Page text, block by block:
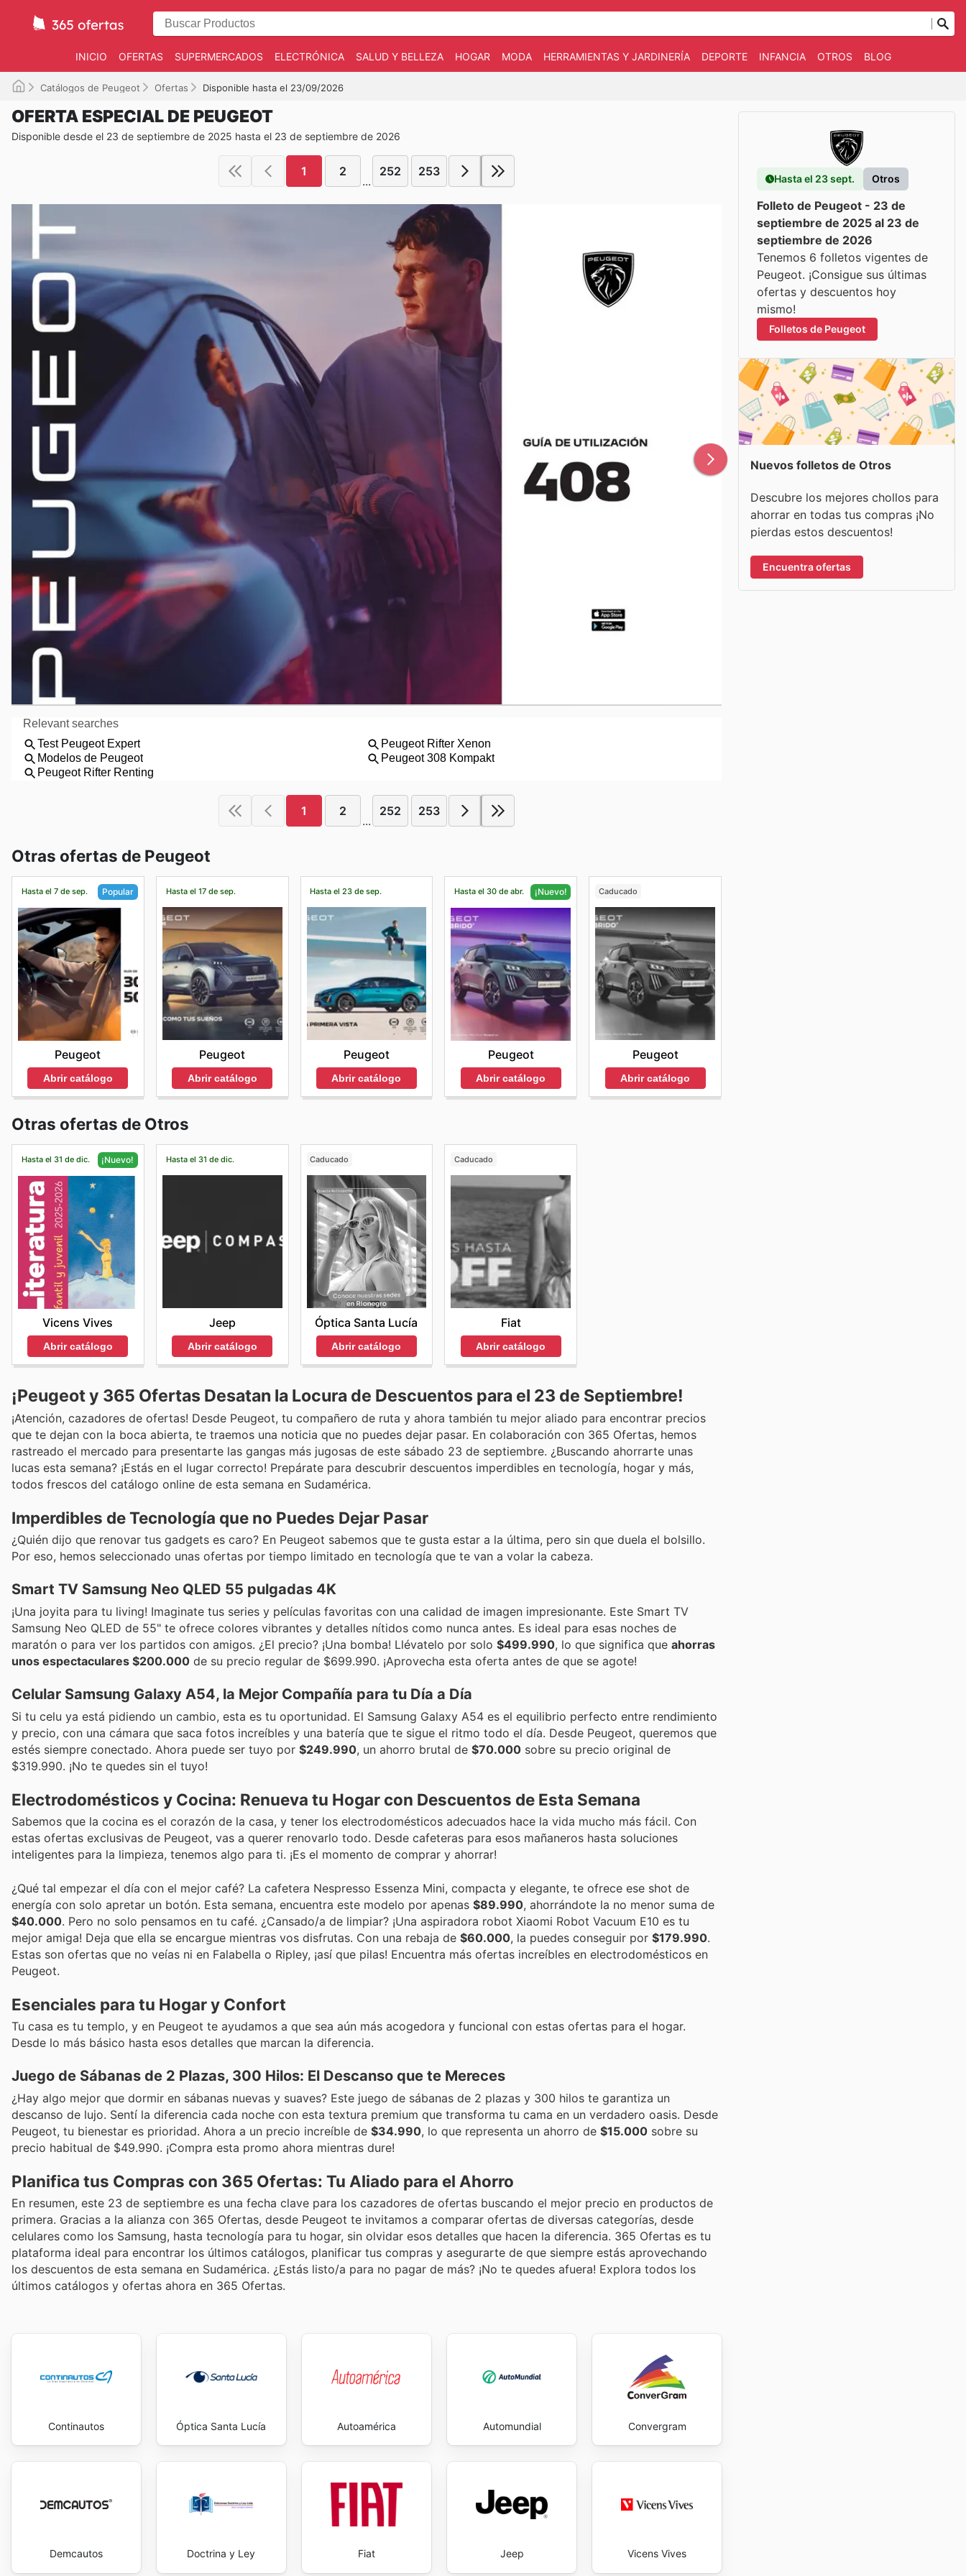
INICIO OFERTAS SUPERMERCADOS ELECTRÓNICA SALUD Y BELLEZA HOGAR MODA HERRAMIENTAS Y JARDINERÍA DEPORTE INFANCIA OTROS BLOG
Catálogos de Peugeot Ofertas Disponible hasta el 23/09/2026
OFERTA ESPECIAL DE PEUGEOT
Disponible desde el 23 de septiembre de 2025 hasta el 23 de septiembre de 2026
1 2
...
252 253
1 2
...
252 253
Otras ofertas de Peugeot
Hasta el 7 de sep. Popular
Peugeot
Abrir catálogo
Hasta el 17 de sep.
Peugeot
Abrir catálogo
Hasta el 23 de sep.
Peugeot
Abrir catálogo
Hasta el 30 de abr. ¡Nuevo!
Peugeot
Abrir catálogo
Caducado
Peugeot
Abrir catálogo
Otras ofertas de Otros
Hasta el 31 de dic. ¡Nuevo!
Vicens Vives
Abrir catálogo
Hasta el 31 de dic.
Jeep
Abrir catálogo
Caducado
Óptica Santa Lucía
Abrir catálogo
Caducado
Fiat
Abrir catálogo
¡Peugeot y 365 Ofertas Desatan la Locura de Descuentos para el 23 de Septiembre!
¡Atención, cazadores de ofertas! Desde Peugeot, tu compañero de ruta y ahora también tu mejor aliado para encontrar precios
que te dejan con la boca abierta, te traemos una noticia que no puedes dejar pasar. En colaboración con 365 Ofertas, hemos
rastreado el mercado para presentarte las gangas más jugosas de este sábado 23 de septiembre. ¿Buscando ahorrarte unas
lucas esta semana? ¡Estás en el lugar correcto! Prepárate para descubrir descuentos imperdibles en tecnología, hogar y más,
todos frescos del catálogo online de esta semana en Sudamérica.
Imperdibles de Tecnología que no Puedes Dejar Pasar
¿Quién dijo que renovar tus gadgets es caro? En Peugeot sabemos que te gusta estar a la última, pero sin que duela el bolsillo.
Por eso, hemos seleccionado unas ofertas por tiempo limitado en tecnología que te van a volar la cabeza.
Smart TV Samsung Neo QLED 55 pulgadas 4K
¡Una joyita para tu living! Imaginate tus series y películas favoritas con una calidad de imagen impresionante. Este Smart TV
Samsung Neo QLED de 55" te ofrece colores vibrantes y detalles nítidos como nunca antes. Es ideal para esas noches de
maratón o para ver los partidos con amigos. ¿El precio? ¡Una bomba! Llévatelo por solo $499.990, lo que significa que ahorras
unos espectaculares $200.000 de su precio regular de $699.990. ¡Aprovecha esta oferta antes de que se agote!
Celular Samsung Galaxy A54, la Mejor Compañía para tu Día a Día
Si tu celu ya está pidiendo un cambio, esta es tu oportunidad. El Samsung Galaxy A54 es el equilibrio perfecto entre rendimiento
y precio, con una cámara que saca fotos increíbles y una batería que te sigue el ritmo todo el día. Desde Peugeot, queremos que
estés siempre conectado. Ahora puede ser tuyo por $249.990, un ahorro brutal de $70.000 sobre su precio original de
$319.990. ¡No te quedes sin el tuyo!
Electrodomésticos y Cocina: Renueva tu Hogar con Descuentos de Esta Semana
Sabemos que la cocina es el corazón de la casa, y tener los electrodomésticos adecuados hace la vida mucho más fácil. Con
estas ofertas exclusivas de Peugeot, vas a querer renovarlo todo. Desde cafeteras para esos mañaneros hasta soluciones
inteligentes para la limpieza, tenemos algo para ti. ¡Es el momento de comprar y ahorrar!
¿Qué tal empezar el día con el mejor café? La cafetera Nespresso Essenza Mini, compacta y elegante, te ofrece ese shot de
energía con solo apretar un botón. Esta semana, encuentra este modelo por apenas $89.990, ahorrándote la no menor suma de
$40.000. Pero no solo pensamos en tu café. ¿Cansado/a de limpiar? ¡Una aspiradora robot Xiaomi Robot Vacuum E10 es tu
mejor amiga! Deja que ella se encargue mientras vos disfrutas. Con una rebaja de $60.000, la puedes conseguir por $179.990.
Estas son ofertas que no veías ni en Falabella o Ripley, ¡así que pilas! Encuentra más ofertas increíbles en electrodomésticos en
Peugeot.
Esenciales para tu Hogar y Confort
Tu casa es tu templo, y en Peugeot te ayudamos a que sea aún más acogedora y funcional con estas ofertas para el hogar.
Desde lo más básico hasta esos detalles que marcan la diferencia.
Juego de Sábanas de 2 Plazas, 300 Hilos: El Descanso que te Mereces
¿Hay algo mejor que dormir en sábanas nuevas y suaves? Este juego de sábanas de 2 plazas y 300 hilos te garantiza un
descanso de lujo. Sentí la diferencia cada noche con esta textura premium que transforma tu cama en un verdadero oasis. Desde
Peugeot, tu bienestar es prioridad. Ahora a un precio increíble de $34.990, lo que representa un ahorro de $15.000 sobre su
precio habitual de $49.990. ¡Compra esta promo ahora mientras dure!
Planifica tus Compras con 365 Ofertas: Tu Aliado para el Ahorro
En resumen, este 23 de septiembre es una fecha clave para los cazadores de ofertas buscando el mejor precio en productos de
primera. Gracias a la alianza con 365 Ofertas, desde Peugeot te invitamos a comparar ofertas de diversas categorías, desde
celulares como los Samsung, hasta tecnología para tu hogar, sin olvidar esos detalles que hacen la diferencia. 365 Ofertas es tu
plataforma ideal para encontrar los últimos catálogos, planificar tus compras y asegurarte de que siempre estás aprovechando
los descuentos de esta semana en Sudamérica. ¿Estás listo/a para no pagar de más? ¡No te quedes afuera! Explora todos los
últimos catálogos y ofertas ahora en 365 Ofertas.
Continautos Óptica Santa Lucía Autoamérica Automundial Convergram
Demcautos Doctrina y Ley Fiat Jeep Vicens Vives
Hasta el 23 sept. Otros
Folleto de Peugeot - 23 de
septiembre de 2025 al 23 de
septiembre de 2026
Tenemos 6 folletos vigentes de
Peugeot. ¡Consigue sus últimas
ofertas y descuentos hoy
mismo!
Folletos de Peugeot
Nuevos folletos de Otros
Descubre los mejores chollos para
ahorrar en todas tus compras ¡No
pierdas estos descuentos!
Encuentra ofertas